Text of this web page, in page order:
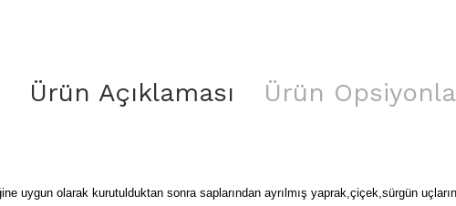
Ürün Açıklaması Ürün
uygun olarak kurutulduktan sonra saplarından ayrılmış yaprak,çiçek,sürgün